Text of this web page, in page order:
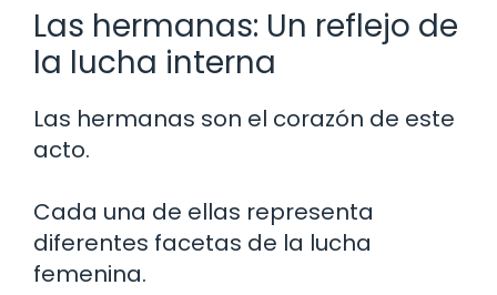
Las hermanas: Un reflejo de
la lucha interna
Las hermanas son el corazón de este
acto.
Cada una de ellas representa
diferentes facetas de la lucha
femenina.